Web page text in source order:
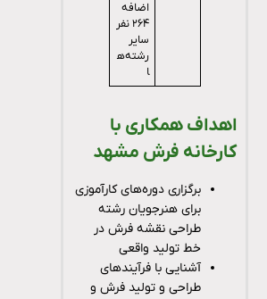
اضافه
۲۶۴ نفر
رشته‌ه
اهداف همکاری با
کارخانه فرش مشهد
برگزاری دوره‌های کارآموزی
برای هنرجویان رشته
طراحی نقشه فرش در
خط تولید واقعی
آشنایی با فرآیندهای
طراحی و تولید فرش و